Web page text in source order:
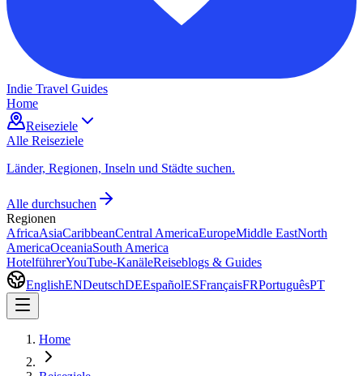
Indie Travel Guides
Home
Reiseziele
Alle Reiseziele
Länder, Regionen, Inseln und Städte suchen.
Alle durchsuchen
Regionen
AfricaAsiaCaribbeanCentral AmericaEuropeMiddle EastNorth
AmericaOceaniaSouth America
HotelführerYouTube-KanäleReiseblogs & Guides
EnglishENDeutschDEEspañolESFrançaisFRPortuguêsPT
Home